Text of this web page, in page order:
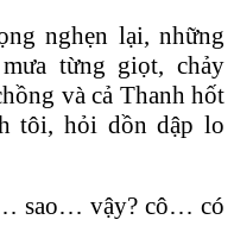
nghẹn lại, những
từng giọt, chảy
và cả Thanh hốt
tôi, hỏi dồn dập lo
sao… vậy? cô… có